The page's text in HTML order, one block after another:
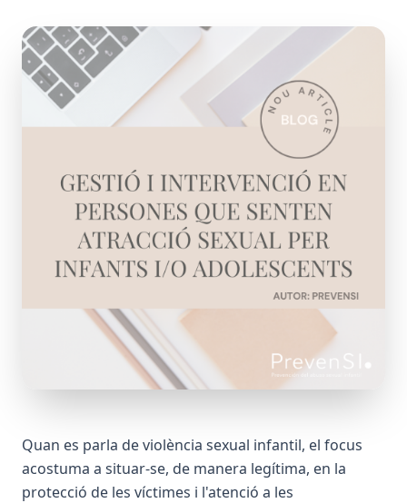
Quan es parla de violència sexual infantil, el focus
acostuma a situar-se, de manera legítima, en la
protecció de les víctimes i l'atenció a les